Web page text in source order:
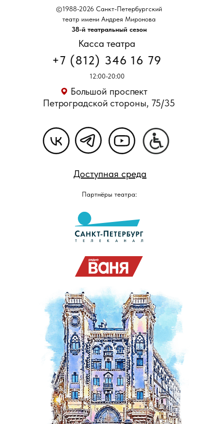
12:00-20:00
+7 (812) 346 16 79
©1988-2026 Санкт-Петербургский
театр имени Андрея Миронова
38-й театральный сезон
Большой проспект
Петроградской стороны, 75/35
Партнёры театра:
Касса театра
Доступная среда